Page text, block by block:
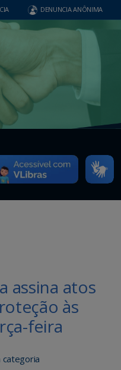
DENUNCIA ANÔNIMA
assina atos
às
feira
categoria